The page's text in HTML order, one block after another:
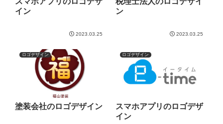
イン
2023.03.25
ン
2023.03.25
ロゴデザイン
塗装会社のロゴデザイン
ロゴデザイン
スマホアプリのロゴデザ
イン